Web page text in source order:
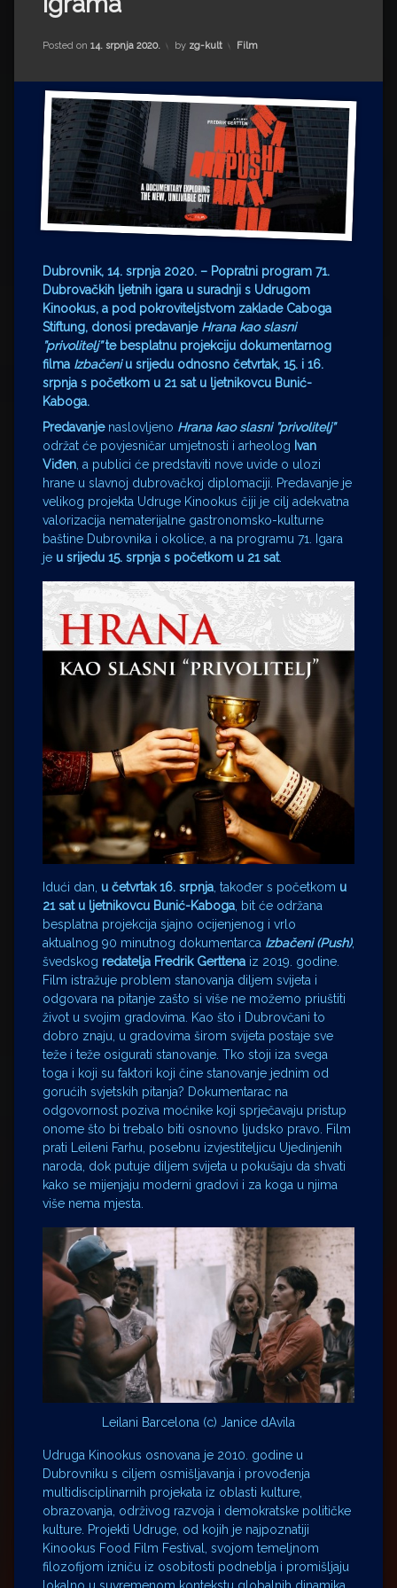
Impressum
Milenko Strižak
Drugi autori
Drugi autori
Matea Andrić
Ljiljana Lekanić-Kljaić
Željko Krznarić
Mario Lovreković
Posted on 14. srpnja 2020. by zg-kult Kategorije:
Film
Dubrovnik, 14. srpnja 2020. – Popratni program 71.
Dubrovačkih ljetnih igara u suradnji s Udrugom
Kinookus, a pod pokroviteljstvom zaklade Caboga
Stiftung, donosi predavanje Hrana kao slasni
”privolitelj”te besplatnu projekciju dokumentarnog
filma Izbačeniu srijedu odnosno četvrtak, 15. i 16.
srpnja s početkom u 21 sat u ljetnikovcu Bunić-
Kaboga.
Predavanje naslovljeno Hrana kao slasni ”privolitelj”
održat će povjesničar umjetnosti i arheolog Ivan
Viđen, a publici će predstaviti nove uvide o ulozi
hrane u slavnoj dubrovačkoj diplomaciji. Predavanje je
velikog projekta Udruge Kinookus čiji je cilj adekvatna
valorizacija nematerijalne gastronomsko-kulturne
baštine Dubrovnika i okolice, a na programu 71. Igara
je u srijedu 15. srpnja s početkom u 21 sat.
Idući dan, u četvrtak 16. srpnja, također s početkom u
21 sat u ljetnikovcu Bunić-Kaboga, bit će održana
besplatna projekcija sjajno ocijenjenog i vrlo
aktualnog 90 minutnog dokumentarca Izbačeni (Push),
švedskog redatelja Fredrik Gerttena iz 2019. godine.
Film istražuje problem stanovanja diljem svijeta i
odgovara na pitanje zašto si više ne možemo priuštiti
život u svojim gradovima. Kao što i Dubrovčani to
dobro znaju, u gradovima širom svijeta postaje sve
teže i teže osigurati stanovanje. Tko stoji iza svega
toga i koji su faktori koji čine stanovanje jednim od
gorućih svjetskih pitanja? Dokumentarac na
odgovornost poziva moćnike koji sprječavaju pristup
onome što bi trebalo biti osnovno ljudsko pravo. Film
prati Leileni Farhu, posebnu izvjestiteljicu Ujedinjenih
naroda, dok putuje diljem svijeta u pokušaju da shvati
kako se mijenjaju moderni gradovi i za koga u njima
više nema mjesta.
Leilani Barcelona (c) Janice dAvila
Udruga Kinookus osnovana je 2010. godine u
Dubrovniku s ciljem osmišljavanja i provođenja
multidisciplinarnih projekata iz oblasti kulture,
obrazovanja, održivog razvoja i demokratske političke
kulture. Projekti Udruge, od kojih je najpoznatiji
Kinookus Food Film Festival, svojom temeljnom
filozofijom izniču iz osobitosti podneblja i promišljaju
lokalno u suvremenom kontekstu globalnih dinamika.